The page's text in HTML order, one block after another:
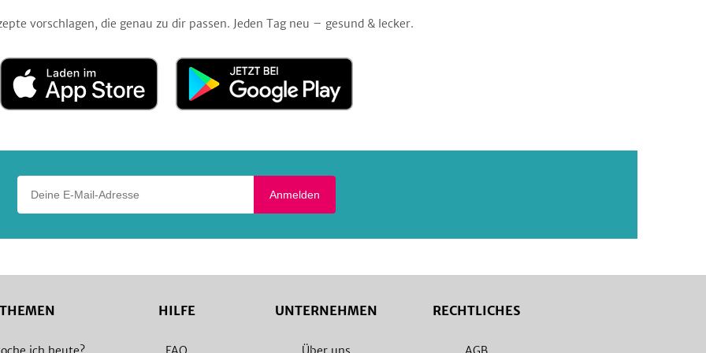
vorschlagen, die genau zu dir passen. Jeden Tag neu – gesund & lecker.
Laden
im
App
Jetzt
Google
Anmelden
HILFE UNTERNEHMEN RECHTLICHES